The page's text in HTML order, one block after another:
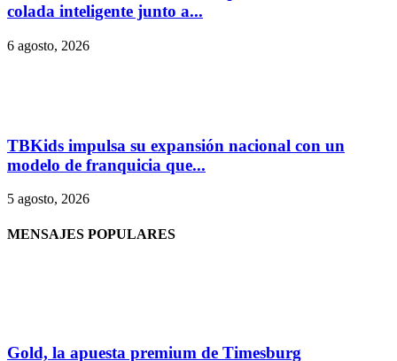
colada inteligente junto a...
6 agosto, 2026
TBKids impulsa su expansión nacional con un
modelo de franquicia que...
5 agosto, 2026
MENSAJES POPULARES
Gold, la apuesta premium de Timesburg